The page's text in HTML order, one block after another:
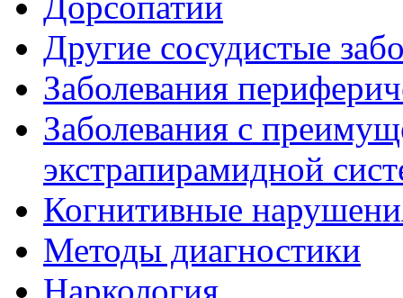
Другие сосудистые
Заболевания
Заболевания с
экстрапирамидной
Когнитивные
Методы диагностики
Наркология